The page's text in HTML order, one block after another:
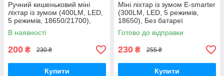
Ручний кишеньковий міні
ліхтар із зумом (400LM, LED,
5 режимів, 18650/21700),
Ліхтарик без батареї
В наявності
200 ₴ 230 ₴
Купити
Міні ліхтар із зумом E-smarter
(300LM, LED, 5 режимів,
18650), Без батареї
Готово до відправки
230 ₴ 255 ₴
Купити